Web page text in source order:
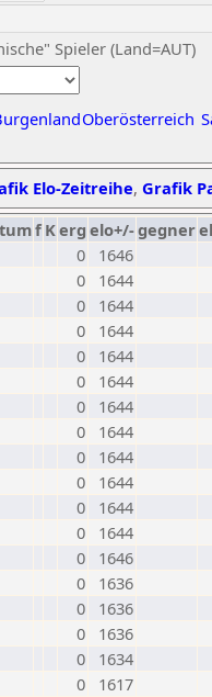
Spieler (Land=AUT)
Oberösterreich
Elo-Zeitreihe, Grafik
f Kerg elo+/-gegner
0
1646
0
1644
0
1644
0
1644
0
1644
0
1644
0
1644
0
1644
0
1644
0
1644
0
1644
0
1644
0
1646
0
1636
0
1636
0
1636
0
1634
0
1617